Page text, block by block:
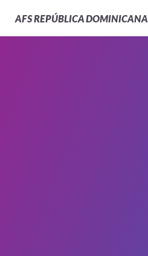
AFSREPÚBLICA DOMINICANA